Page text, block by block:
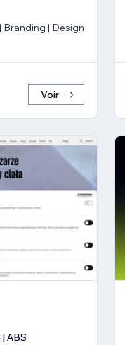
Branding | Design
Voir
ABS